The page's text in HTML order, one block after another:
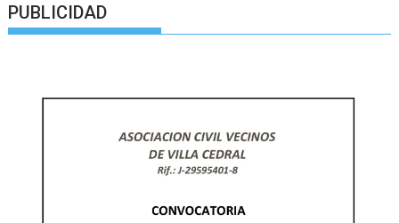
PUBLICIDAD